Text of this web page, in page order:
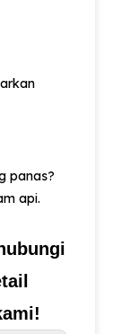
panas?
api.